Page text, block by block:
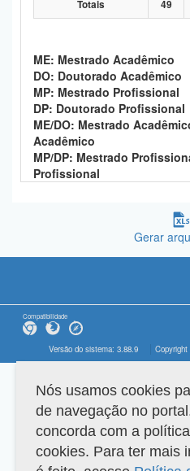
Totais 49
ME: Mestrado Acadêmico
DO: Doutorado Acadêmico
MP: Mestrado Profissional
DP: Doutorado Profissional
ME/DO: Mestrado
Acadêmico
MP/DP: Mestrado
Profissional
Gerar
Compatibilidade
Versão do sistema: 3.88.9 Copyright
Nós usamos cookies
de navegação no
concorda com a
cookies. Para ter mais